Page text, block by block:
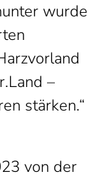
wurde
–
stärken.“
von der